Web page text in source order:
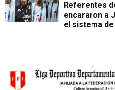
Referentes
encararon a
el sistema